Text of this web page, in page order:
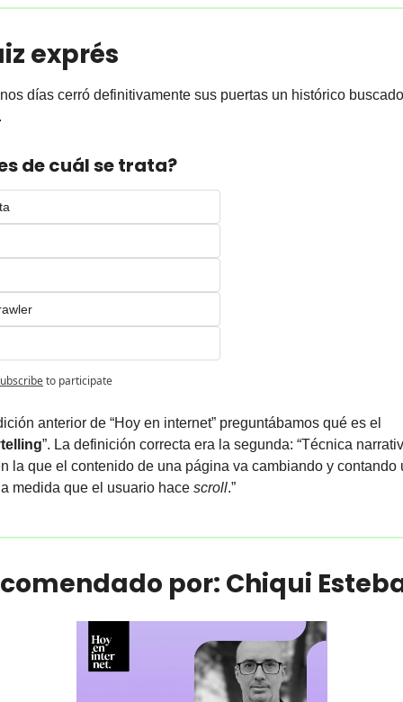
exprés
días cerró definitivamente sus puertas un histórico
de cuál se trata?
to participate
anterior de “Hoy en internet” preguntábamos qué es el
”. La definición correcta era la segunda: “Técnica
la que el contenido de una página va cambiando y contando
medida que el usuario hace scroll.”
por: Chiqui